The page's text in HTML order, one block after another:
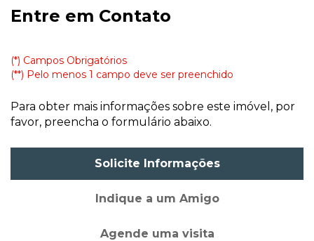
Entre em Contato
(*) Campos Obrigatórios
(**) Pelo menos 1 campo deve ser preenchido
Para obter mais informações sobre este imóvel, por
favor, preencha o formulário abaixo.
Solicite Informações
Indique a um Amigo
Agende uma visita